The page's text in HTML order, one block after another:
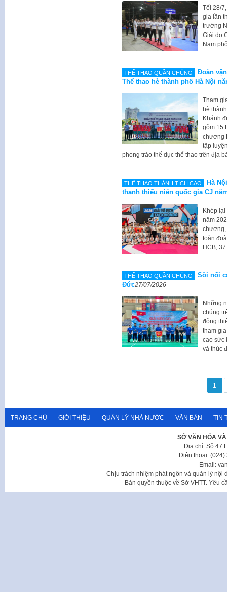
Tối 28/
gia lần
trường
Giải do
Nam
THỂ THAO QUẦN CHÚNG
Đoàn
Thể thao hè thành phố Hà Nội
Tham
hè
Khánh
gồm 15
chương
tập
phong trào thể dục thể thao trên địa
THẾ THAO THÀNH TÍCH CAO
Hà
thanh thiếu niên quốc gia CJ
Khép
năm
chương,
toàn
HCB,
THỂ THAO QUẦN CHÚNG
Sôi nổi
Đức27/07/2026
Những
chúng
động
tham
cao sức
và thúc
bài
viết
1
TRANG CHỦ GIỚI THIỆU QUẢN LÝ NHÀ NƯỚC VĂN BẢN TIN
SỞ VĂN HÓA
Địa chỉ: Số 47
Điện thoại: (024)
Email:
Chịu trách nhiệm phát ngôn và quản lý nội
Bản quyền thuộc về Sở VHTT. Yêu